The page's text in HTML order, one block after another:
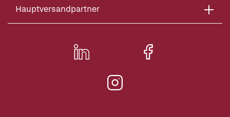
Hauptversandpartner